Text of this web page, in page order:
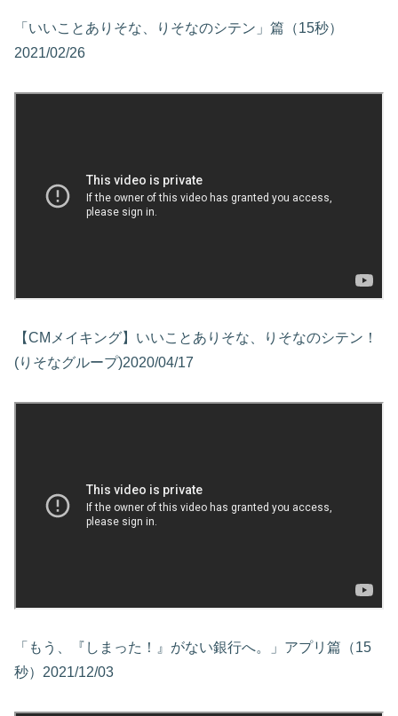
「いいことありそな、りそなのシテン」篇（15秒）
2021/02/26
【CMメイキング】いいことありそな、りそなのシテン！
(りそなグループ)2020/04/17
「もう、『しまった！』がない銀行へ。」アプリ篇（15
秒）2021/12/03